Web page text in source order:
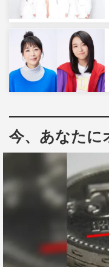
今、あなたに